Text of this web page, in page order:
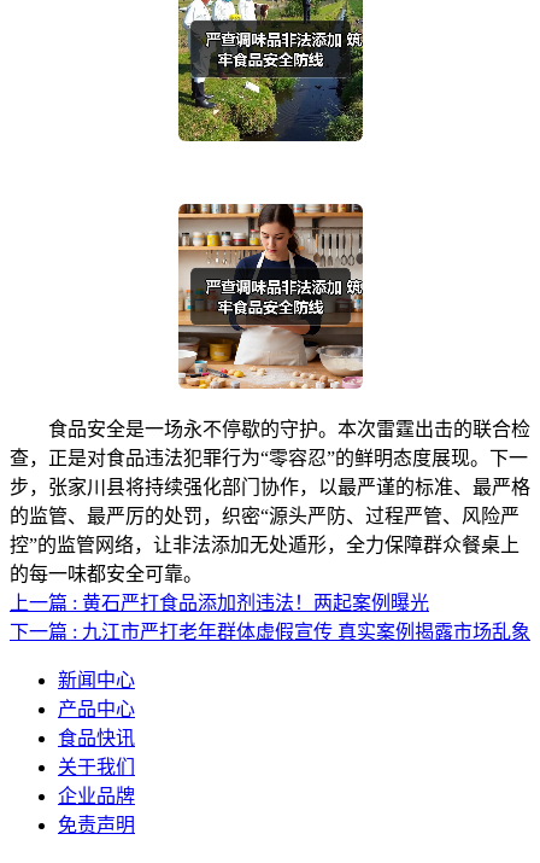
食品安全是一场永不停歇的守护。本次雷霆出击的联合检
查，正是对食品违法犯罪行为“零容忍”的鲜明态度展现。下一
步，张家川县将持续强化部门协作，以最严谨的标准、最严格
的监管、最严厉的处罚，织密“源头严防、过程严管、风险严
控”的监管网络，让非法添加无处遁形，全力保障群众餐桌上
的每一味都安全可靠。
上一篇 : 黄石严打食品添加剂违法！两起案例曝光
下一篇 : 九江市严打老年群体虚假宣传 真实案例揭露市场乱象
新闻中心
产品中心
食品快讯
关于我们
企业品牌
免责声明